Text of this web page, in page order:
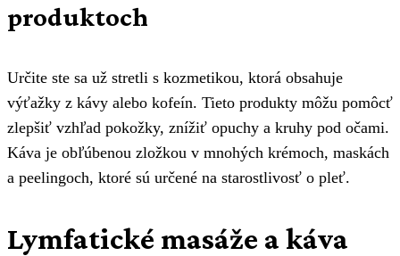
produktoch
Určite ste sa už stretli s kozmetikou, ktorá obsahuje
výťažky z kávy alebo kofeín. Tieto produkty môžu pomôcť
zlepšiť vzhľad pokožky, znížiť opuchy a kruhy pod očami.
Káva je obľúbenou zložkou v mnohých krémoch, maskách
a peelingoch, ktoré sú určené na starostlivosť o pleť.
Lymfatické masáže a káva